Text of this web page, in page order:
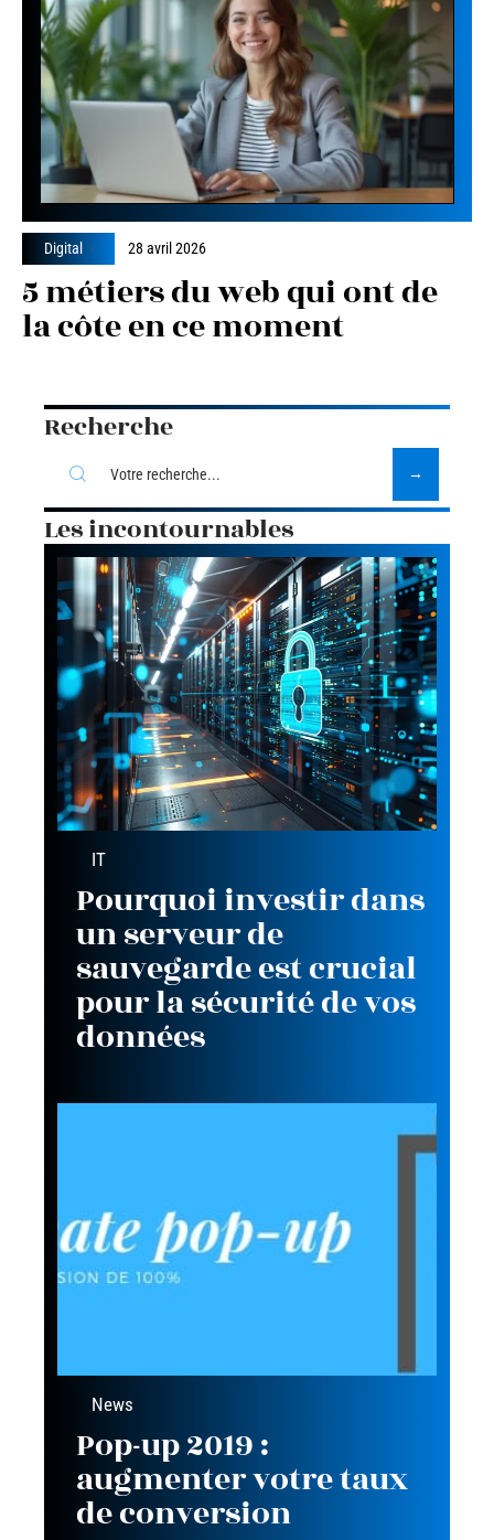
Digital 28 avril 2026
5 métiers du web qui ont de
la côte en ce moment
Recherche
Les incontournables
IT
Pourquoi investir dans
un serveur de
sauvegarde est crucial
pour la sécurité de vos
données
News
Pop-up 2019 :
augmenter votre taux
de conversion